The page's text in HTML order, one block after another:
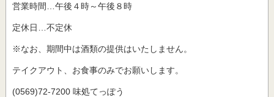
営業時間…午後４時～午後８時
定休日…不定休
※なお、期間中は酒類の提供はいたしません。
テイクアウト、お食事のみでお願いします。
(0569)72-7200 味処てっぽう